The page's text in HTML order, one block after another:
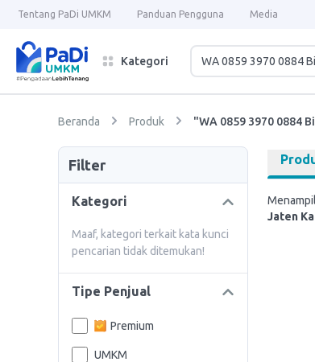
Tentang PaDi UMKM Panduan Pengguna Media
Kategori
Beranda Produk "WA 0859 3970 0884
Filter
Kategori
Maaf, kategori terkait kata kunci
pencarian tidak ditemukan!
Tipe Penjual
Premium
UMKM
Jaten